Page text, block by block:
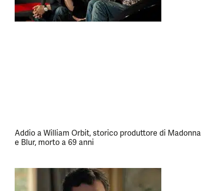
Addio a William Orbit, storico produttore di Madonna
e Blur, morto a 69 anni